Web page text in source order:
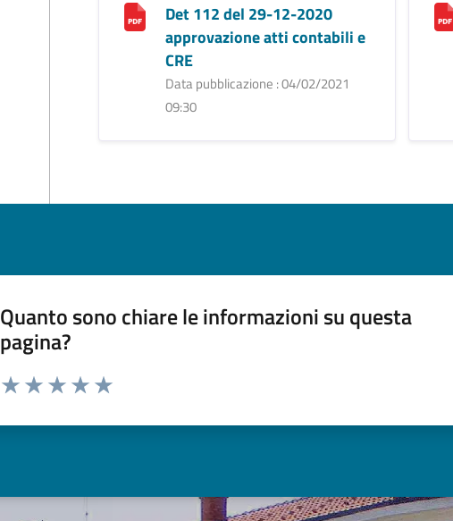
Det 112 del 29-12-2020
approvazione atti contabili e
CRE
Data pubblicazione : 04/02/2021
09:30
Quanto sono chiare le informazioni su questa
pagina?
Valuta da 1 a 5 stelle la pagina